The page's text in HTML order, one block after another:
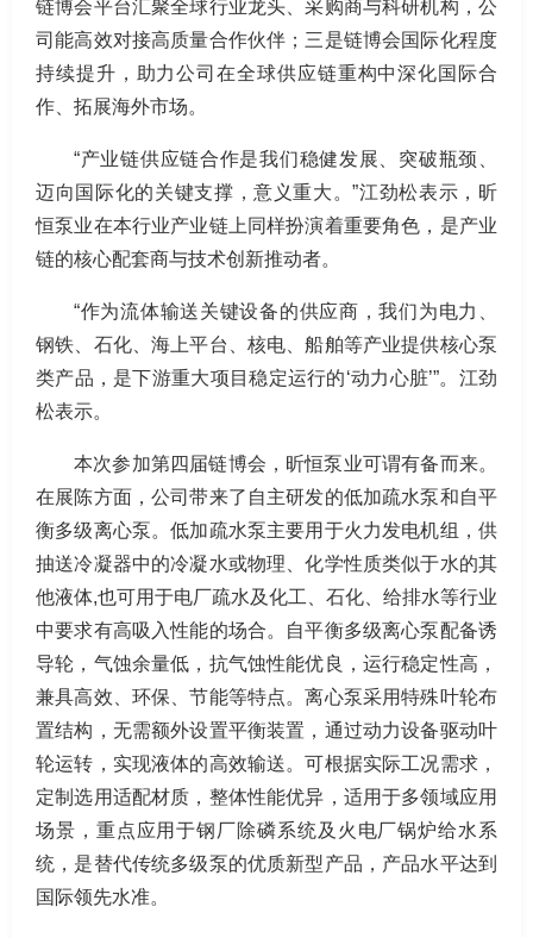
链博会平台汇聚全球行业龙头、采购商与科研机构，公
司能高效对接高质量合作伙伴；三是链博会国际化程度
持续提升，助力公司在全球供应链重构中深化国际合
作、拓展海外市场。
“产业链供应链合作是我们稳健发展、突破瓶颈、
迈向国际化的关键支撑，意义重大。”江劲松表示，昕
恒泵业在本行业产业链上同样扮演着重要角色，是产业
链的核心配套商与技术创新推动者。
“作为流体输送关键设备的供应商，我们为电力、
钢铁、石化、海上平台、核电、船舶等产业提供核心泵
类产品，是下游重大项目稳定运行的‘动力心脏’”。江劲
松表示。
本次参加第四届链博会，昕恒泵业可谓有备而来。
在展陈方面，公司带来了自主研发的低加疏水泵和自平
衡多级离心泵。低加疏水泵主要用于火力发电机组，供
抽送冷凝器中的冷凝水或物理、化学性质类似于水的其
他液体,也可用于电厂疏水及化工、石化、给排水等行业
中要求有高吸入性能的场合。自平衡多级离心泵配备诱
导轮，气蚀余量低，抗气蚀性能优良，运行稳定性高，
兼具高效、环保、节能等特点。离心泵采用特殊叶轮布
置结构，无需额外设置平衡装置，通过动力设备驱动叶
轮运转，实现液体的高效输送。可根据实际工况需求，
定制选用适配材质，整体性能优异，适用于多领域应用
场景，重点应用于钢厂除磷系统及火电厂锅炉给水系
统，是替代传统多级泵的优质新型产品，产品水平达到
国际领先水准。